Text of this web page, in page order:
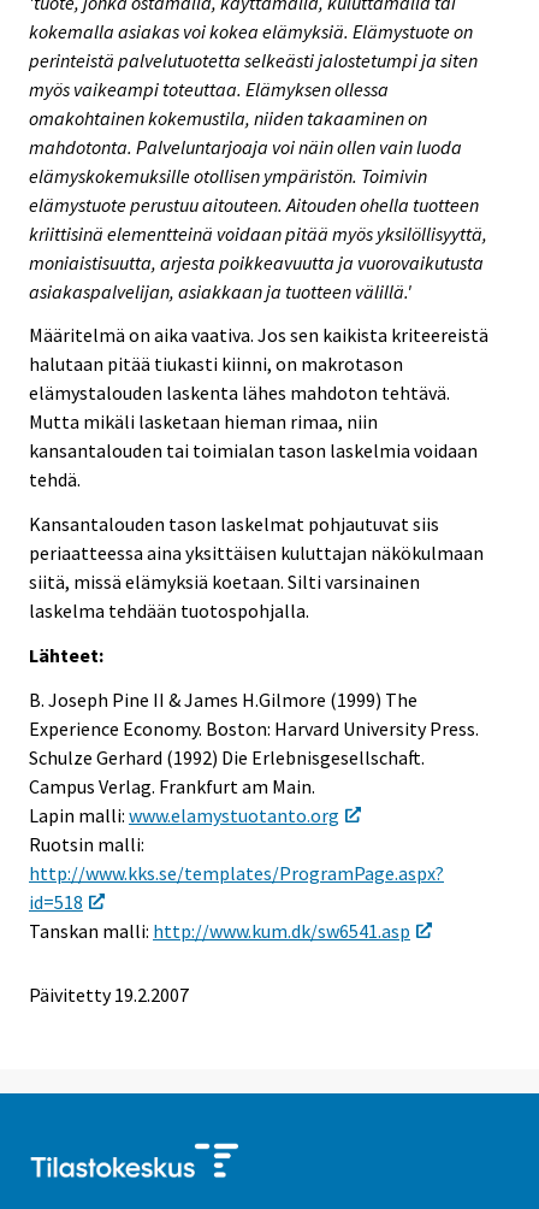
kokemalla asiakas voi kokea elämyksiä. Elämystuote on
perinteistä palvelutuotetta selkeästi jalostetumpi ja siten
myös vaikeampi toteuttaa. Elämyksen ollessa
omakohtainen kokemustila, niiden takaaminen on
mahdotonta. Palveluntarjoaja voi näin ollen vain luoda
elämyskokemuksille otollisen ympäristön. Toimivin
elämystuote perustuu aitouteen. Aitouden ohella tuotteen
kriittisinä elementteinä voidaan pitää myös yksilöllisyyttä,
moniaistisuutta, arjesta poikkeavuutta ja vuorovaikutusta
asiakaspalvelijan, asiakkaan ja tuotteen välillä.'
Määritelmä on aika vaativa. Jos sen kaikista kriteereistä
halutaan pitää tiukasti kiinni, on makrotason
elämystalouden laskenta lähes mahdoton tehtävä.
Mutta mikäli lasketaan hieman rimaa, niin
kansantalouden tai toimialan tason laskelmia voidaan
tehdä.
Kansantalouden tason laskelmat pohjautuvat siis
periaatteessa aina yksittäisen kuluttajan näkökulmaan
siitä, missä elämyksiä koetaan. Silti varsinainen
laskelma tehdään tuotospohjalla.
Lähteet:
B. Joseph Pine II & James H.Gilmore (1999) The
Experience Economy. Boston: Harvard University Press.
Schulze Gerhard (1992) Die Erlebnisgesellschaft.
Campus Verlag. Frankfurt am Main.
Lapin malli: www.elamystuotanto.org
Ruotsin malli:
http://www.kks.se/templates/ProgramPage.aspx?
id=518
Tanskan malli: http://www.kum.dk/sw6541.asp
Päivitetty19.2.2007